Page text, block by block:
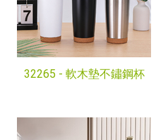
32265 - 軟木墊不鏽鋼杯